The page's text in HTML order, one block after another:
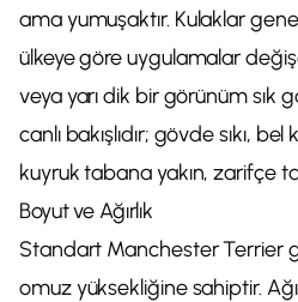
ama yumuşaktır. Kulaklar
ülkeye göre uygulamalar
veya yarı dik bir görünüm sık
canlı bakışlıdır; gövde sıkı,
kuyruk tabana yakın, zarifçe
Boyut ve Ağırlık
Standart Manchester Terrier
omuz yüksekliğine sahiptir.